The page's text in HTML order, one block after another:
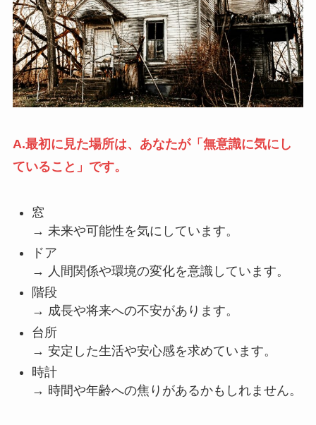
A.最初に見た場所は、あなたが「無意識に気にし
ていること」です。
窓
→ 未来や可能性を気にしています。
ドア
→ 人間関係や環境の変化を意識しています。
階段
→ 成長や将来への不安があります。
台所
→ 安定した生活や安心感を求めています。
時計
→ 時間や年齢への焦りがあるかもしれません。